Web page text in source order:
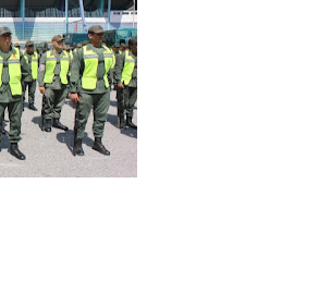
del hospital Sor Juana Inés
tambora con Fundecem
en visita del Consejo Legislativo
Internacional de la Lactancia